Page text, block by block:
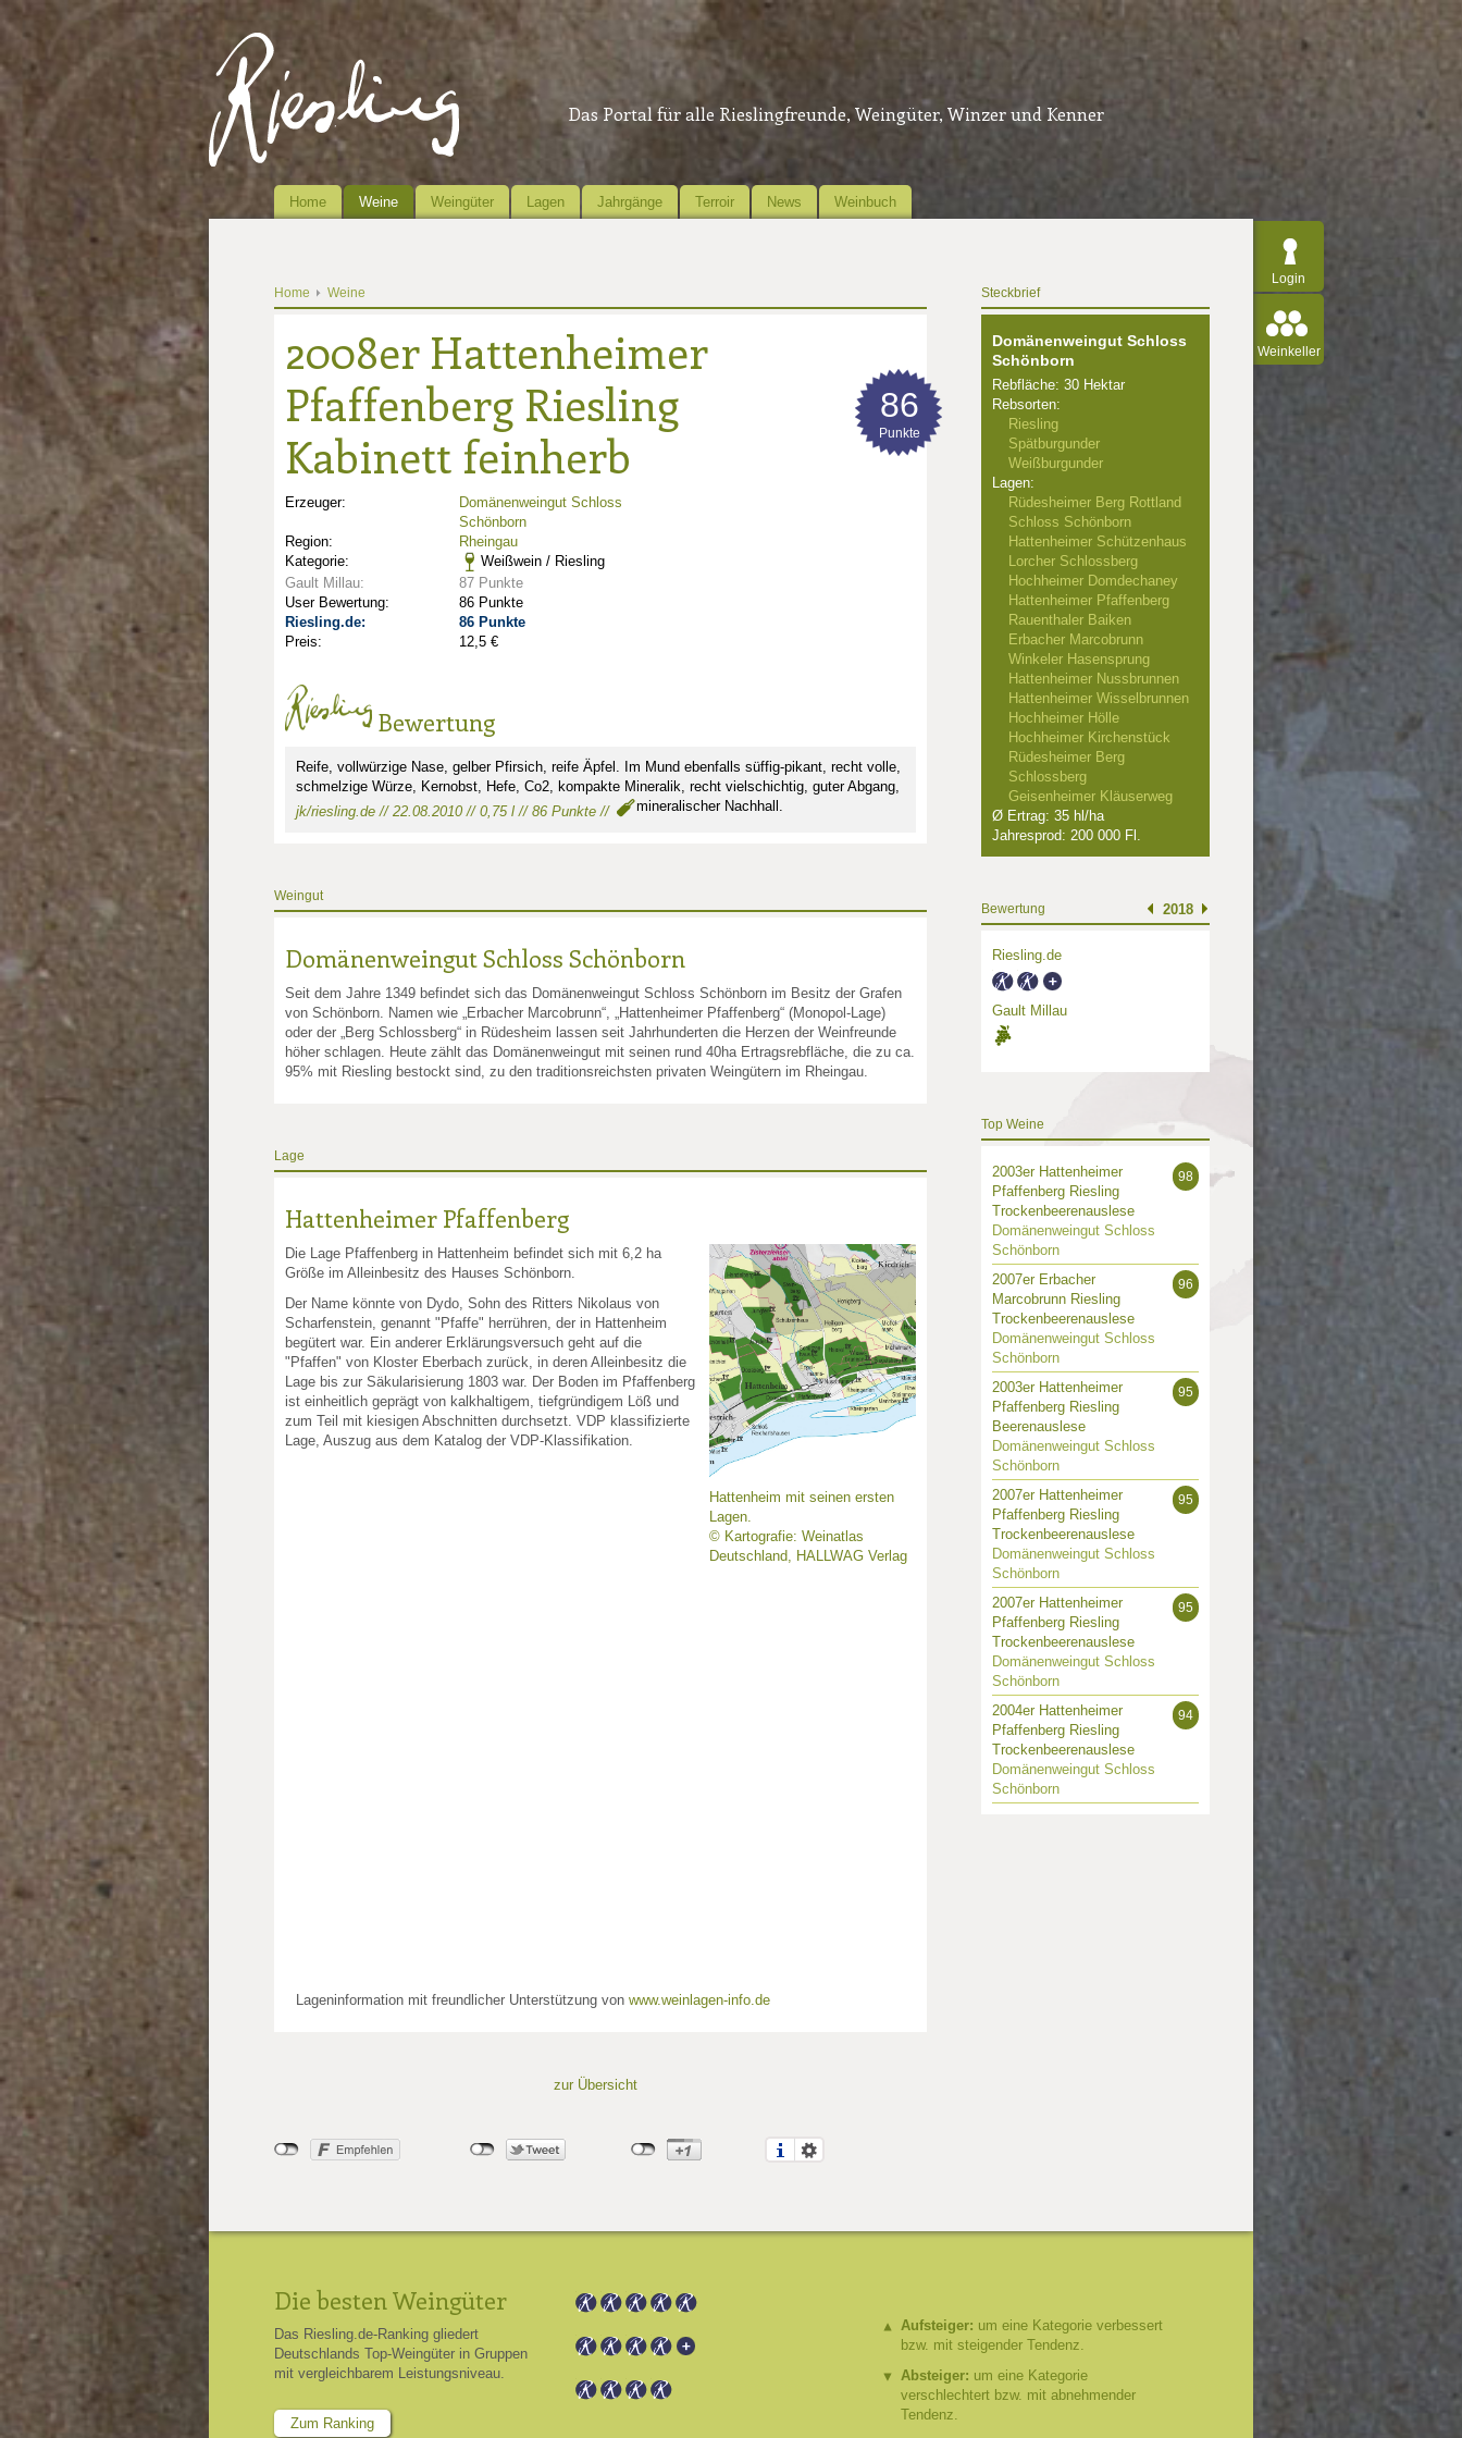
Das Portal für alle Rieslingfreunde, Weingüter, Winzer und Kenner
Home Weine Weingüter Lagen Jahrgänge Terroir News Weinbuch
Login
Weinkeller
Home Weine
2008er Hattenheimer
Pfaffenberg Riesling
Kabinett feinherb
Erzeuger:
Domänenweingut Schloss
Schönborn
Region:
Rheingau
Kategorie:
Weißwein / Riesling
Gault Millau:
87 Punkte
User Bewertung:
86 Punkte
Riesling.de:
86 Punkte
Preis:
12,5 €
86
Punkte
Bewertung
Reife, vollwürzige Nase, gelber Pfirsich, reife Äpfel. Im Mund ebenfalls süffig-pikant, recht volle,
schmelzige Würze, Kernobst, Hefe, Co2, kompakte Mineralik, recht vielschichtig, guter Abgang,
mineralischer Nachhall.
jk/riesling.de // 22.08.2010 // 0,75 l // 86 Punkte //
Weingut
Domänenweingut Schloss Schönborn
Seit dem Jahre 1349 befindet sich das Domänenweingut Schloss Schönborn im Besitz der Grafen
von Schönborn. Namen wie „Erbacher Marcobrunn“, „Hattenheimer Pfaffenberg“ (Monopol-Lage)
oder der „Berg Schlossberg“ in Rüdesheim lassen seit Jahrhunderten die Herzen der Weinfreunde
höher schlagen. Heute zählt das Domänenweingut mit seinen rund 40ha Ertragsrebfläche, die zu ca.
95% mit Riesling bestockt sind, zu den traditionsreichsten privaten Weingütern im Rheingau.
Lage
Hattenheimer Pfaffenberg
Hattenheim mit seinen ersten
Lagen.
© Kartografie: Weinatlas
Deutschland, HALLWAG Verlag
Die Lage Pfaffenberg in Hattenheim befindet sich mit 6,2 ha
Größe im Alleinbesitz des Hauses Schönborn.
Der Name könnte von Dydo, Sohn des Ritters Nikolaus von
Scharfenstein, genannt "Pfaffe" herrühren, der in Hattenheim
begütert war. Ein anderer Erklärungsversuch geht auf die
"Pfaffen" von Kloster Eberbach zurück, in deren Alleinbesitz die
Lage bis zur Säkularisierung 1803 war. Der Boden im Pfaffenberg
ist einheitlich geprägt von kalkhaltigem, tiefgründigem Löß und
zum Teil mit kiesigen Abschnitten durchsetzt. VDP klassifizierte
Lage, Auszug aus dem Katalog der VDP-Klassifikation.
Lageninformation mit freundlicher Unterstützung von www.weinlagen-info.de
zur Übersicht
Steckbrief
Domänenweingut Schloss
Schönborn
Rebfläche: 30 Hektar
Rebsorten:
Riesling
Spätburgunder
Weißburgunder
Lagen:
Rüdesheimer Berg Rottland
Schloss Schönborn
Hattenheimer Schützenhaus
Lorcher Schlossberg
Hochheimer Domdechaney
Hattenheimer Pfaffenberg
Rauenthaler Baiken
Erbacher Marcobrunn
Winkeler Hasensprung
Hattenheimer Nussbrunnen
Hattenheimer Wisselbrunnen
Hochheimer Hölle
Hochheimer Kirchenstück
Rüdesheimer Berg
Schlossberg
Geisenheimer Kläuserweg
Ø Ertrag: 35 hl/ha
Jahresprod: 200 000 Fl.
Bewertung 2018
Riesling.de
2.52.5
Gault Millau
1
Top Weine
98
2003er Hattenheimer
Pfaffenberg Riesling
Trockenbeerenauslese
Domänenweingut Schloss
Schönborn
96
2007er Erbacher
Marcobrunn Riesling
Trockenbeerenauslese
Domänenweingut Schloss
Schönborn
95
2003er Hattenheimer
Pfaffenberg Riesling
Beerenauslese
Domänenweingut Schloss
Schönborn
95
2007er Hattenheimer
Pfaffenberg Riesling
Trockenbeerenauslese
Domänenweingut Schloss
Schönborn
95
2007er Hattenheimer
Pfaffenberg Riesling
Trockenbeerenauslese
Domänenweingut Schloss
Schönborn
94
2004er Hattenheimer
Pfaffenberg Riesling
Trockenbeerenauslese
Domänenweingut Schloss
Schönborn
Die besten Weingüter
Das Riesling.de-Ranking gliedert
Deutschlands Top-Weingüter in Gruppen
mit vergleichbarem Leistungsniveau.
Zum Ranking
Aufsteiger: um eine Kategorie verbessert
bzw. mit steigender Tendenz.
Absteiger: um eine Kategorie
verschlechtert bzw. mit abnehmender
Tendenz.